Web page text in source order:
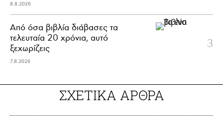
8.8.2026
Από όσα βιβλία διάβασες τα
τελευταία 20 χρόνια, αυτό
ξεχωρίζεις
7.8.2026
ΣΧΕΤΙΚΑ ΑΡΘΡΑ